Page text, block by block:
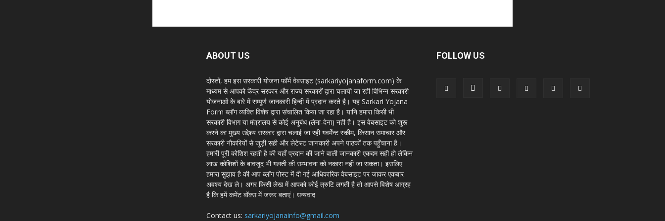
ABOUT US
दोस्तों, हम इस सरकारी योजना फॉर्म वेबसाइट (sarkariyojanaform.com) के
माध्यम से आपको केंद्र सरकार और राज्य सरकारों द्वारा चलायी जा रही विभिन्न सरकारी
योजनाओं के बारे में सम्पूर्ण जानकारी हिन्दी में प्रदान करते है। यह Sarkari Yojana
Form ब्लॉग व्यक्ति विशेष द्वारा संचालित किया जा रहा है। यानि हमारा किसी भी
सरकारी विभाग या मंत्रालय से कोई अनुबंध (लेना-देना) नही है। इस वेबसाइट को शुरू
करने का मुख्य उद्देश्य सरकार द्वारा चलाई जा रही गवर्मेन्ट स्कीम, किसान समाचार और
सरकारी नौकरियों से जुड़ी सही और लेटेस्ट जानकारी अपने पाठकों तक पहुँचाना है।
हमारी पूरी कोशिश रहती है की यहाँ प्रदान की जाने वाली जानकारी एकदम सही हो लेकिन
लाख कोशिशों के बावजूद भी गलती की सम्भावना को नकारा नहीं जा सकता। इसलिए
हमारा सुझाव है की आप ब्लॉग पोस्ट में दी गई आधिकारिक वेबसाइट पर जाकर एकबार
अवश्य देख ले। अगर किसी लेख में आपको कोई त्रुटि लगती है तो आपसे विशेष आग्रह
है कि हमें कमेंट बॉक्स में जरूर बताएं। धन्यवाद
Contact us: sarkariyojanainfo@gmail.com
FOLLOW US